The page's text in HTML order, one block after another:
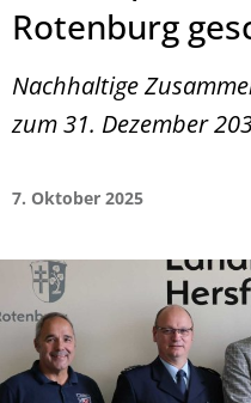
Rotenburg
Nachhaltige
zum 31. Dezember
7. Oktober 2025